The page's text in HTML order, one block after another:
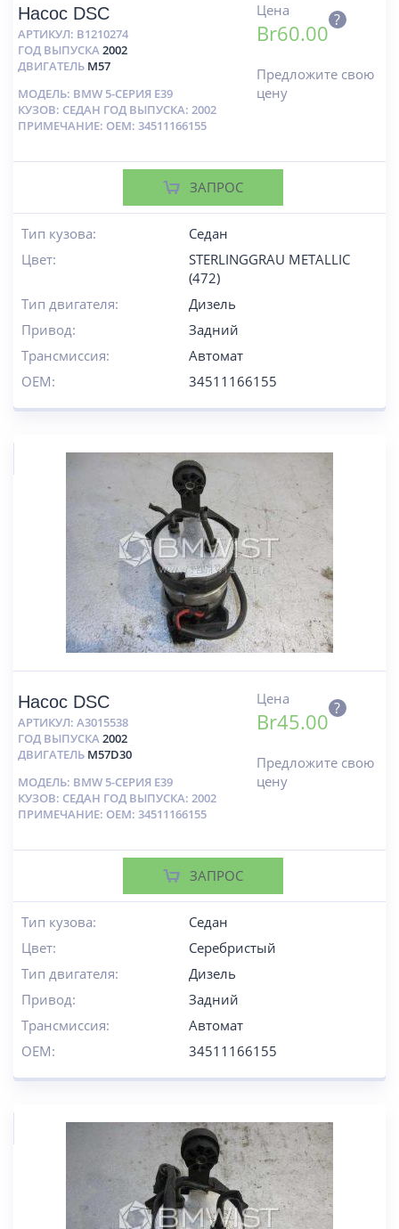
Насос DSC
АРТИКУЛ: B1210274
ГОД ВЫПУСКА2002
ДВИГАТЕЛЬ M57
МОДЕЛЬ: BMW 5-СЕРИЯ E39
КУЗОВ: СЕДАН ГОД ВЫПУСКА: 2002
ПРИМЕЧАНИЕ: OEM: 34511166155
Цена
Br60.00
?
Предложите свою
цену
ЗАПРОС
Тип кузова:
Седан
Цвет:
STERLINGGRAU METALLIC
(472)
Тип двигателя:
Дизель
Привод:
Задний
Трансмиссия:
Автомат
OEM:
34511166155
Насос DSC
АРТИКУЛ: A3015538
ГОД ВЫПУСКА2002
ДВИГАТЕЛЬ M57D30
МОДЕЛЬ: BMW 5-СЕРИЯ E39
КУЗОВ: СЕДАН ГОД ВЫПУСКА: 2002
ПРИМЕЧАНИЕ: OEM: 34511166155
Цена
Br45.00
?
Предложите свою
цену
ЗАПРОС
Тип кузова:
Седан
Цвет:
Серебристый
Тип двигателя:
Дизель
Привод:
Задний
Трансмиссия:
Автомат
OEM:
34511166155